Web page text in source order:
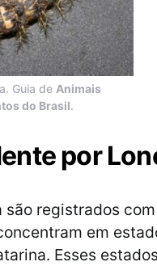
Guia de Animais
do Brasil.
por
registrados
em
Esses